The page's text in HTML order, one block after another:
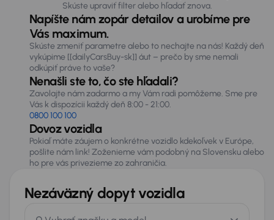
Skúste upraviť filter alebo hľadať znova.
Napíšte nám zopár detailov a urobíme pre
Vás maximum.
Skúste zmeniť parametre alebo to nechajte na nás! Každý deň
vykúpime [[dailyCarsBuy-sk]] áut – prečo by sme nemali
odkúpiť práve to vaše?
Nenašli ste to, čo ste hľadali?
Zavolajte nám zadarmo a my Vám radi pomôžeme. Sme pre
Vás k dispozícii každý deň 8:00 - 21:00.
0800 100 100
Dovoz vozidla
Pokiaľ máte záujem o konkrétne vozidlo kdekoľvek v Európe,
pošlite nám link! Zoženieme vám podobný na Slovensku alebo
ho pre vás privezieme zo zahraničia.
Nezáväzný dopyt vozidla